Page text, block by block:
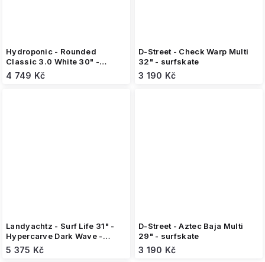
Hydroponic - Rounded
Classic 3.0 White 30" -
Surfskate
4 749 Kč
D-Street - Check Warp Multi
32" - surfskate
3 190 Kč
Landyachtz - Surf Life 31" -
Hypercarve Dark Wave -
surfskate
5 375 Kč
D-Street - Aztec Baja Multi
29" - surfskate
3 190 Kč